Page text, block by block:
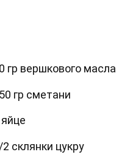
гр вершкового масла
гр сметани
2 склянки цукру